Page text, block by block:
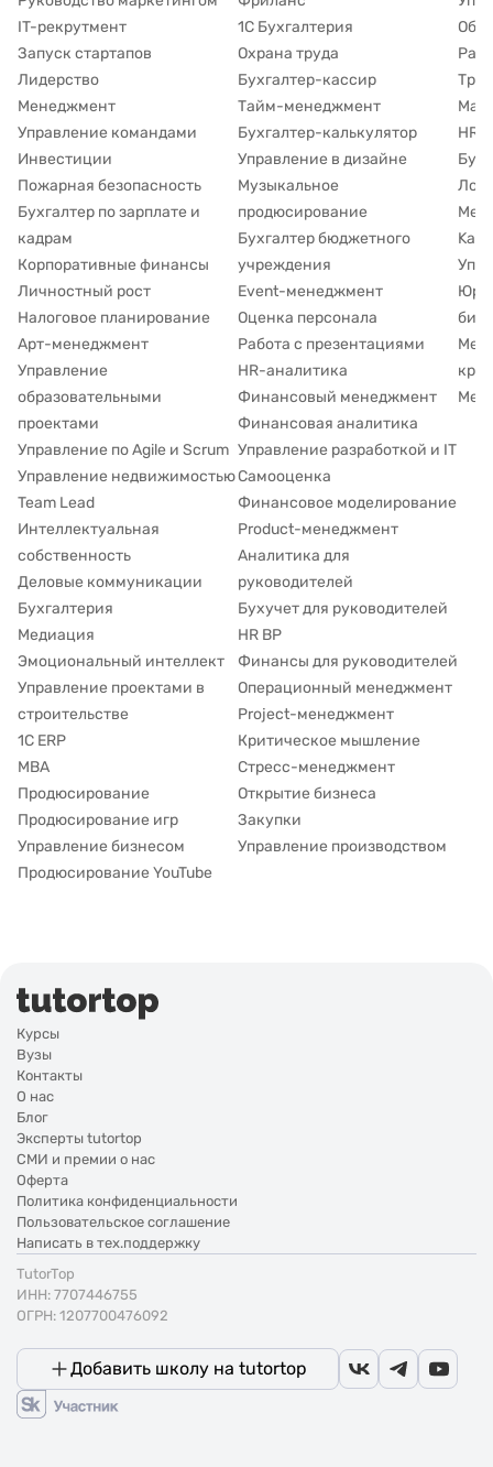
IT-рекрутмент
Запуск стартапов
Лидерство
Менеджмент
Управление командами
Инвестиции
Пожарная безопасность
Бухгалтер по зарплате и
кадрам
Корпоративные финансы
Личностный рост
Налоговое планирование
Арт-менеджмент
Управление
образовательными
проектами
Управление по Agile и Scrum
Управление недвижимостью
Team Lead
Интеллектуальная
собственность
Деловые коммуникации
Бухгалтерия
Медиация
Эмоциональный интеллект
Управление проектами в
строительстве
1С ERP
MBA
Продюсирование
Продюсирование игр
Управление бизнесом
Продюсирование YouTube
1С Бухгалтерия
Охрана труда
Бухгалтер-кассир
Тайм-менеджмент
Бухгалтер-калькулятор
Управление в дизайне
Музыкальное
продюсирование
Бухгалтер бюджетного
учреждения
Event-менеджмент
Оценка персонала
Работа с презентациями
HR-аналитика
Финансовый менеджмент
Финансовая аналитика
Управление разработкой и IT
Самооценка
Финансовое моделирование
Product-менеджмент
Аналитика для
руководителей
Бухучет для руководителей
HR BP
Финансы для руководителей
Операционный менеджмент
Project-менеджмент
Критическое мышление
Стресс-менеджмент
Открытие бизнеса
Закупки
Управление производством
HR
Курсы
Вузы
Контакты
О нас
Блог
Эксперты tutortop
СМИ и премии о нас
Оферта
Политика конфиденциальности
Пользовательское соглашение
Написать в тех.поддержку
TutorTop
ИНН: 7707446755
ОГРН: 1207700476092
Добавить школу на tutortop